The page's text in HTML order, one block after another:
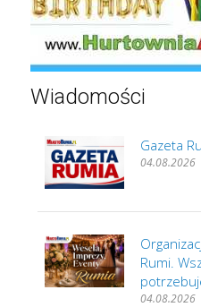
Wiadomości
Gazeta
04.08.2026
Rumi.
04.08.2026